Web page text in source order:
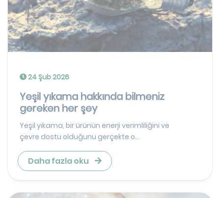
24 Şub 2026
Yeşil yıkama hakkında bilmeniz
gereken her şey
Yeşil yıkama, bir ürünün enerji verimliliğini ve
çevre dostu olduğunu gerçekte o...
Daha fazla oku